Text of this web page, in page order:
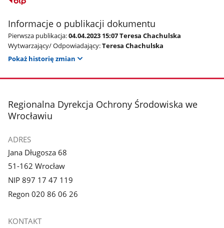
Informacje o publikacji dokumentu
Pierwsza publikacja:04.04.2023 15:07 Teresa Chachulska
Wytwarzający/ Odpowiadający:Teresa Chachulska
Pokaż historię zmian
stopka
Regionalna Dyrekcja Ochrony Środowiska we
Wrocławiu
ADRES
Jana Długosza 68
51-162 Wrocław
NIP 897 17 47 119
Regon 020 86 06 26
KONTAKT